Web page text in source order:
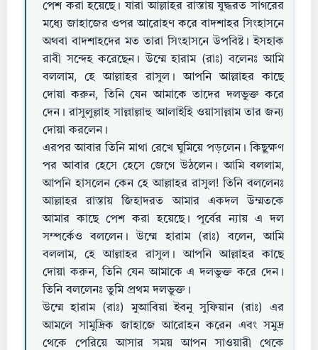
পেশ করা হয়েছে। যারা আল্লাহর রাস্তায় যুদ্ধরত সাগরের
মধ্যে জাহাজের ওপর আরোহণ করে বাদশাহর সিংহাসনে
অথবা বাদশাহদের মত তারা সিংহাসনে উপবিষ্ট। ইসহাক
রাবী সন্দেহ করেছেন। উম্মে হারাম (রাঃ) বলেনঃ আমি
বললাম, হে আল্লাহর রাসুল। আপনি আল্লাহর কাছে
দোয়া করুন, তিনি যেন আমাকে তাদের দলভুক্ত করে
দেন। রাসুলুল্লাহ সাল্লাল্লাহু আলাইহি ওয়াসাল্লাম তার জন্য
দোয়া করলেন।
এরপর আবার তিনি মাথা রেখে ঘুমিয়ে পড়লেন। কিছুক্ষণ
পর আবার হেসে হেসে জেগে উঠলেন। আমি বললাম,
আপনি হাসলেন কেন হে আল্লাহর রাসুল! তিনি বললেনঃ
আল্লাহর রাস্তায় জিহাদরত আমার একদল উম্মতকে
আমার কাছে পেশ করা হয়েছে। পূর্বের ন্যায় এ দল
সম্পর্কেও বললেন। উম্মে হারাম (রাঃ) বলেন, আমি
বললাম, হে আল্লাহর রাসুল। আপনি আল্লাহর কাছে
দোয়া করুন, তিনি যেন আমাকে এ দলভুক্ত করে দেন।
তিনি বললেনঃ তুমি প্রথম দলভুক্ত।
উম্মে হারাম (রাঃ) মুআবিয়া ইবনু সুফিয়ান (রাঃ) এর
আমলে সামুদ্রিক জাহাজে আরোহন করেন এবং সমুদ্র
থেকে পেরিয়ে আসার সময় আপন সাওয়ারী থেকে